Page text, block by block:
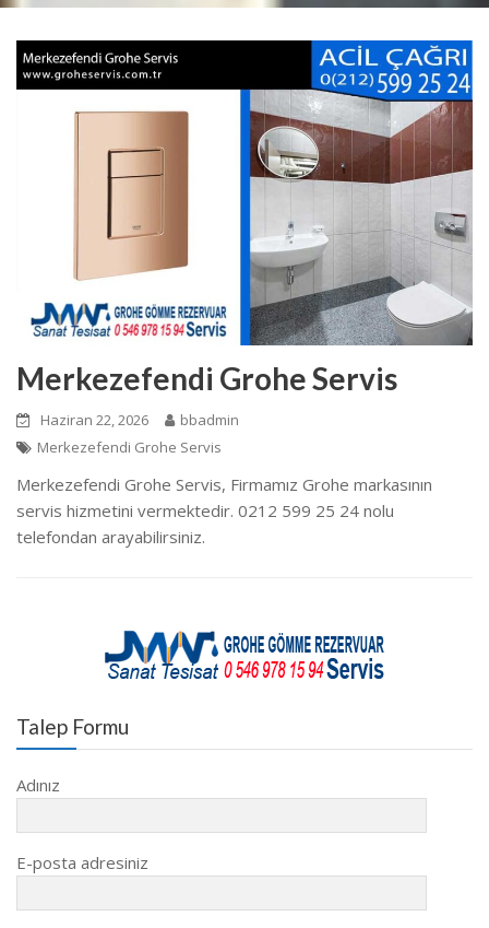
Merkezefendi Grohe Servis
Haziran 22, 2026
bbadmin
Merkezefendi Grohe Servis
Merkezefendi Grohe Servis, Firmamız Grohe markasının
servis hizmetini vermektedir. 0212 599 25 24 nolu
telefondan arayabilirsiniz.
Talep Formu
Adınız
E-posta adresiniz